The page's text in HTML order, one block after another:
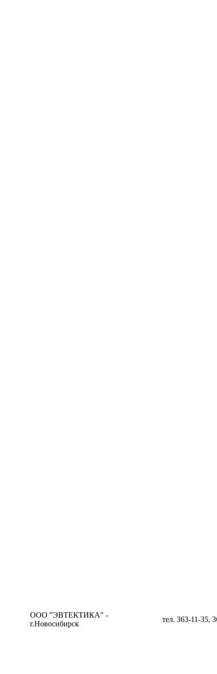
ООО "ЭВТЕКТИКА" -
г.Новосибирск
тел. 363-11-35,